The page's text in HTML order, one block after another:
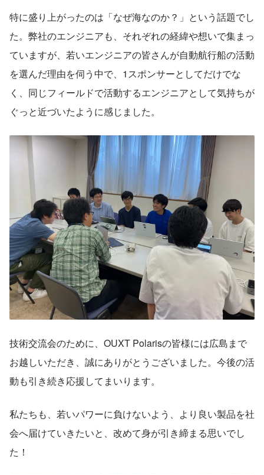
特に盛り上がったのは「なぜ海なのか？」という話題でし
た。弊社のエンジニアも、それぞれの経緯や想いで集まっ
ていますが、若いエンジニアの皆さんが自動航行船の活動
を選んだ理由を伺う中で、1スポンサーとしてだけでな
く、同じフィールドで活動するエンジニアとして気持ちが
ぐっと近づいたように感じました。
技術交流会のために、OUXT Polarisの皆様には広島まで
お越しいただき、誠にありがとうございました。今後の活
動も引き続き応援してまいります。
私たちも、若いパワーに負けないよう、より良い製品を社
会へ届けていきたいと、改めて身が引き締まる思いでし
た！